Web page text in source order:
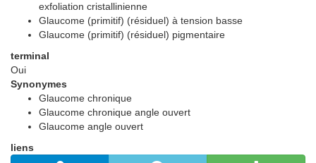
exfoliation cristallinienne
Glaucome (primitif) (résiduel) à tension basse
Glaucome (primitif) (résiduel) pigmentaire
terminal
Oui
Synonymes
Glaucome chronique
Glaucome chronique angle ouvert
Glaucome angle ouvert
liens